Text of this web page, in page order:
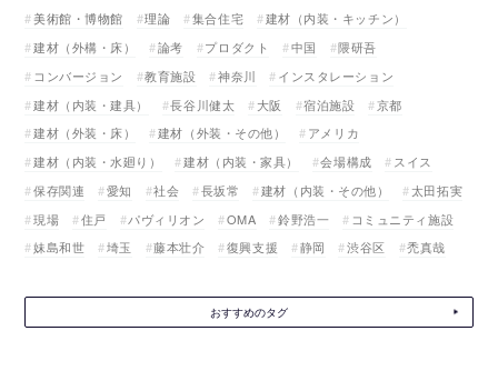
美術館・博物館
理論 集合住宅
建材（内装・キッチン）
建材（外構・床）
論考 プロダクト 中国
隈研吾
コンバージョン
教育施設 神奈川
インスタレーション
建材（内装・建具）
長谷川健太 大阪 宿泊施設
京都
建材（外装・床）
建材（外装・その他）
アメリカ
建材（内装・水廻り）
建材（内装・家具） 会場構成
スイス
保存関連
愛知 社会 長坂常 建材（内装・その他）
太田拓実
現場
住戸 パヴィリオン OMA 鈴野浩一
コミュニティ施設
妹島和世
埼玉 藤本壮介 復興支援 静岡 渋谷区 禿真哉
おすすめのタグ